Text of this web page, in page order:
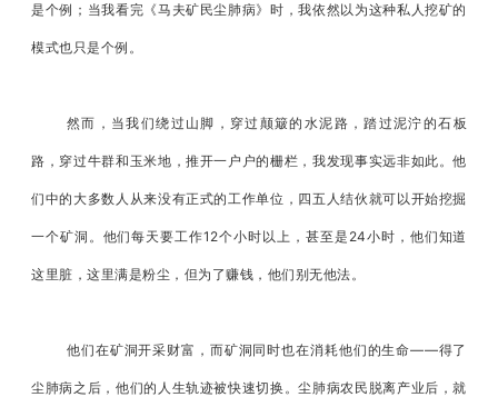
是个例；当我看完《马夫矿民尘肺病》时，我依然以为这种私人挖矿的
模式也只是个例。
然而，当我们绕过山脚，穿过颠簸的水泥路，踏过泥泞的石板
路，穿过牛群和玉米地，推开一户户的栅栏，我发现事实远非如此。他
们中的大多数人从来没有正式的工作单位，四五人结伙就可以开始挖掘
一个矿洞。他们每天要工作12个小时以上，甚至是24小时，他们知道
这里脏，这里满是粉尘，但为了赚钱，他们别无他法。
他们在矿洞开采财富，而矿洞同时也在消耗他们的生命——得了
尘肺病之后，他们的人生轨迹被快速切换。尘肺病农民脱离产业后，就